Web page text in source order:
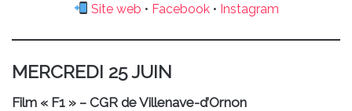
Site web • Facebook• Instagram
MERCREDI 25 JUIN
Film « F1 » – CGR de Villenave-d’Ornon